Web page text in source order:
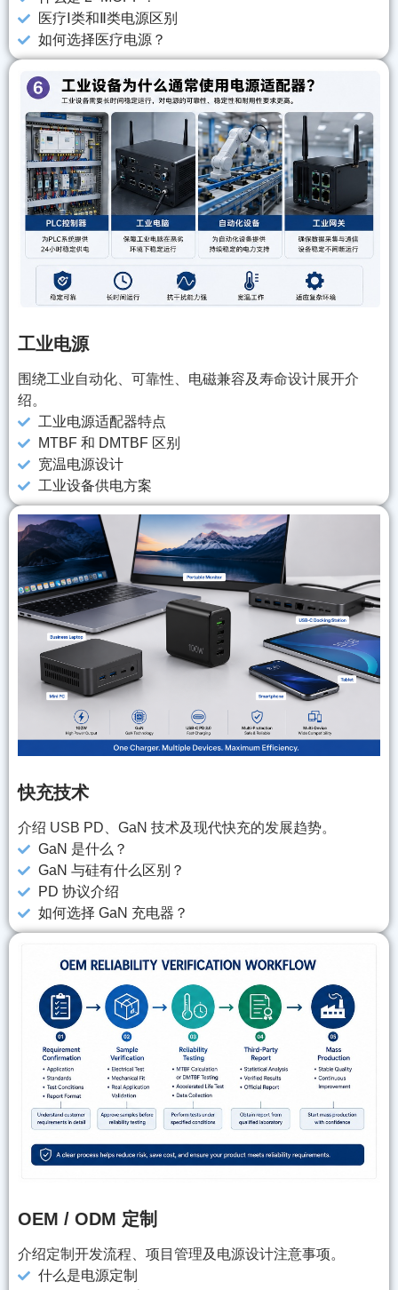
医疗Ⅰ类和Ⅱ类电源区别
如何选择医疗电源？
工业电源
围绕工业自动化、可靠性、电磁兼容及寿命设计展开介
绍。
工业电源适配器特点
MTBF 和 DMTBF 区别
宽温电源设计
工业设备供电方案
快充技术
介绍 USB PD、GaN 技术及现代快充的发展趋势。
GaN 是什么？
GaN 与硅有什么区别？
PD 协议介绍
如何选择 GaN 充电器？
OEM / ODM 定制
介绍定制开发流程、项目管理及电源设计注意事项。
什么是电源定制